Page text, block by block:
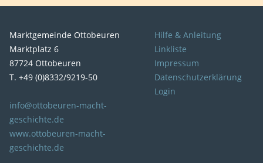
Marktgemeinde Ottobeuren
Marktplatz 6
87724 Ottobeuren
T. +49 (0)8332/9219-50
info@ottobeuren-macht-
geschichte.de
www.ottobeuren-macht-
geschichte.de
Hilfe & Anleitung
Linkliste
Impressum
Datenschutzerklärung
Login